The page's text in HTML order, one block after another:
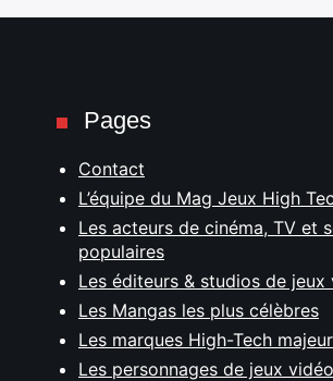
Pages
Contact
L’équipe du Mag Jeux High
Les acteurs de cinéma, TV et
populaires
Les éditeurs & studios de jeux
Les Mangas les plus célèbres
Les marques High-Tech
Les personnages de jeux